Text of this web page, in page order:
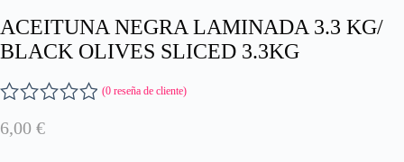
ACEITUNA NEGRA LAMINADA 3.3 KG/
BLACK OLIVES SLICED 3.3KG
V
a
(0 reseña de cliente)
6,00 €